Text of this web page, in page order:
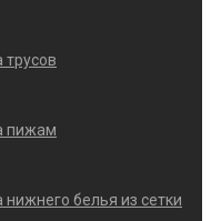
пижам
белья из сетки